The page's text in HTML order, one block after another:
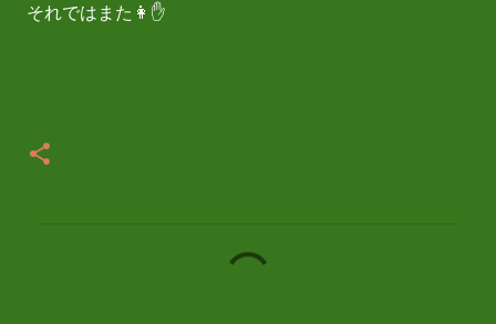
それではまた👩✋